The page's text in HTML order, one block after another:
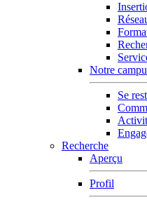
Notre
Se
Recherche
Aperçu
Profil